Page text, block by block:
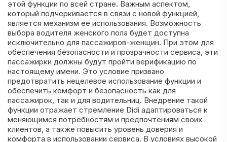
этой функции по всей стране. Важным аспектом,
который подчеркивается в связи с новой функцией,
является механизм ее использования. Возможность
выбора водителя женского пола будет доступна
исключительно для пассажиров-женщин. При этом для
обеспечения безопасности и прозрачности сервиса, эти
пассажирки должны будут пройти верификацию по
настоящему имени. Это условие призвано
предотвратить нецелевое использование функции и
обеспечить комфорт и безопасность как для
пассажирок, так и для водительниц. Внедрение такой
функции отражает стремление Didi адаптироваться к
меняющимся потребностям и предпочтениям своих
клиентов, а также повысить уровень доверия и
комфорта в использовании сервиса. В условиях высокой